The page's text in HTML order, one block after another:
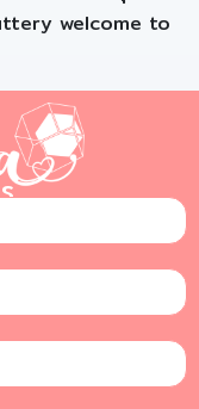
welcome to